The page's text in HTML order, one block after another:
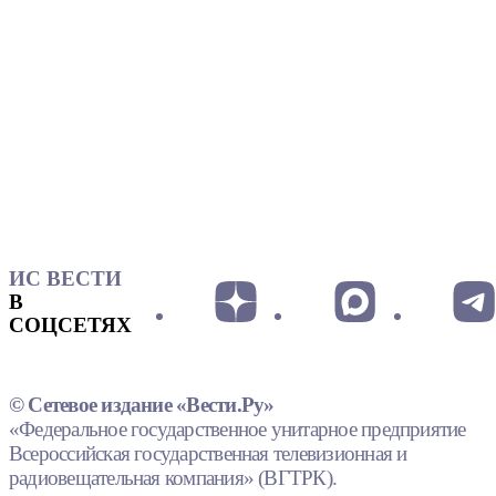
ИС ВЕСТИ
В
СОЦСЕТЯХ
© Сетевое издание «Вести.Ру»
«Федеральное государственное унитарное предприятие
Всероссийская государственная телевизионная и
радиовещательная компания» (ВГТРК).